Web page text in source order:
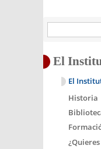
El
El
Historia